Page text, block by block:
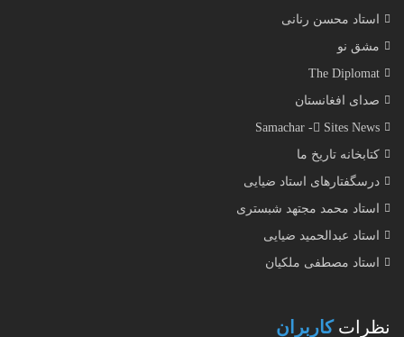
استاد محسن رنانی
مشق نو
The Diplomat
صدای افغانستان
Samachar - ُSites News
کتابخانه تاریخ ما
درسگفتارهای استاد ضیایی
استاد محمد مجتهد شبستری
استاد عبدالحمید ضیایی
استاد مصطفی ملکیان
نظرات کاربران